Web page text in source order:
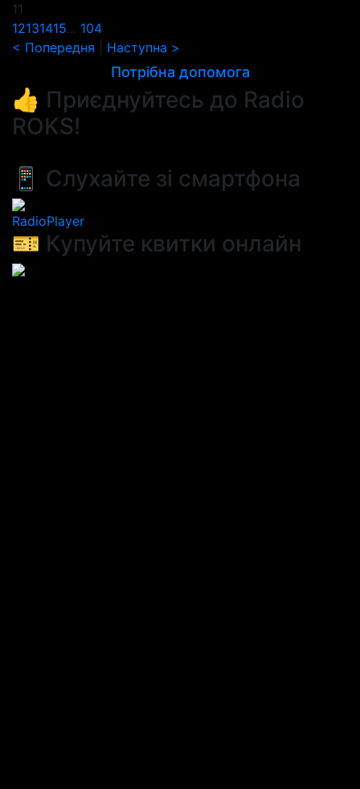
11
12131415... 104
< Попередня
Наступна >
Потрібна допомога
👍 Приєднуйтесь до Radio
ROKS!
📱 Слухайте зі смартфона
RadioPlayer
🎫 Купуйте квитки онлайн